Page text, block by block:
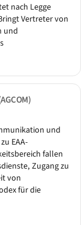
nach Legge
Vertreter von
und
und
EAA-
fallen
Zugang zu
von
für die